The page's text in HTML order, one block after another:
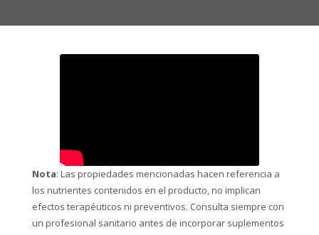
Nota: Las propiedades mencionadas hacen referencia a
los nutrientes contenidos en el producto, no implican
efectos terapéuticos ni preventivos. Consulta siempre con
un profesional sanitario antes de incorporar suplementos